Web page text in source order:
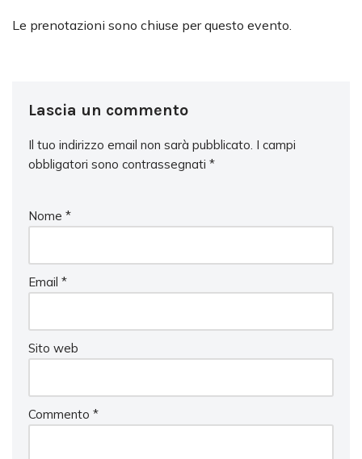
Le prenotazioni sono chiuse per questo evento.
Lascia un commento
Il tuo indirizzo email non sarà pubblicato. I campi
obbligatori sono contrassegnati *
Nome *
Email *
Sito web
Commento *